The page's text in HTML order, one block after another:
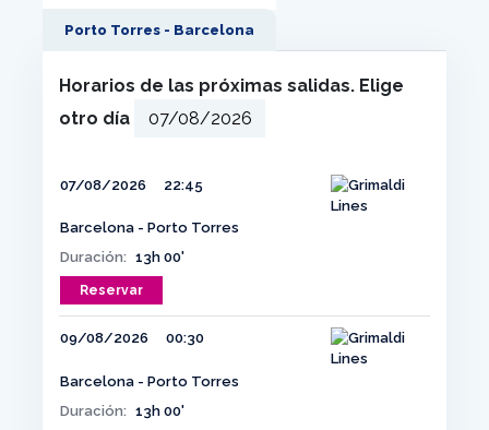
Porto Torres - Barcelona
Horarios de las próximas salidas. Elige
otro día
07/08/2026 22:45
Barcelona - Porto Torres
Duración: 13h 00'
Reservar
09/08/2026 00:30
Barcelona - Porto Torres
Duración: 13h 00'